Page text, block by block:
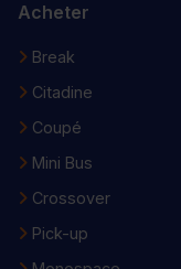
Acheter
Break
Citadine
Coupé
Mini Bus
Crossover
Pick-up